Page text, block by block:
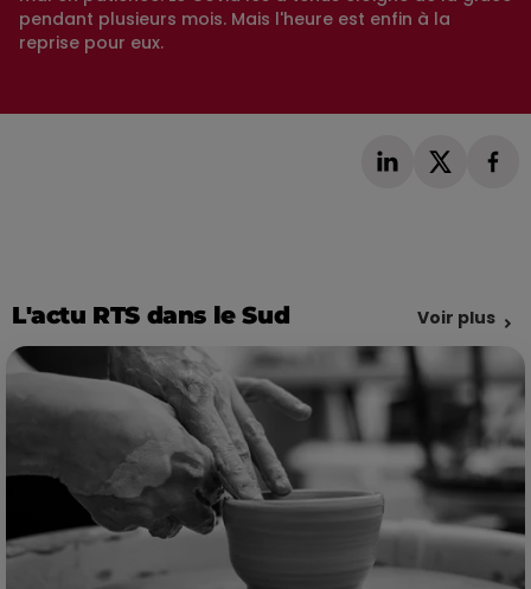
pendant plusieurs mois. Mais l'heure est enfin à la
reprise pour eux.
L'actu RTS dans le Sud Voir plus